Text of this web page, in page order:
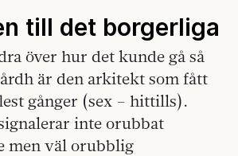
till det borgerliga
över hur det kunde gå så
är den arkitekt som fått
gånger (sex – hittills).
inte orubbat
men väl orubblig